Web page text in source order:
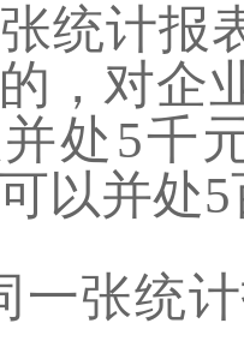
统计报
，对企
处5千
以并处
一张统